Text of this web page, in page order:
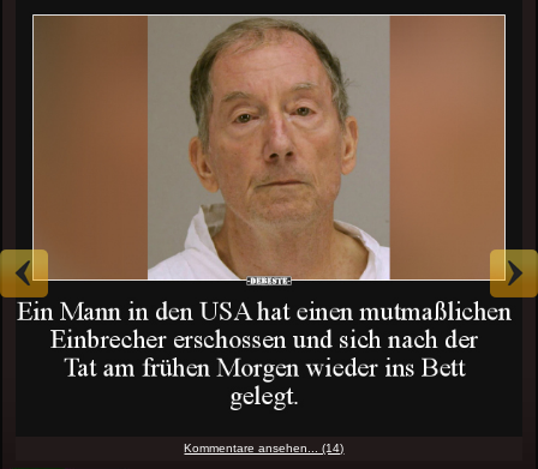
Kommentare ansehen... (14)